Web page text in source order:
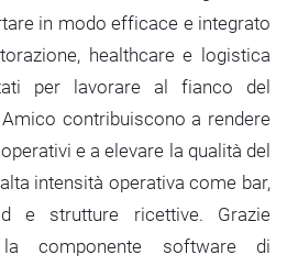
in modo efficace e integrato
healthcare e logistica
per lavorare al fianco del
contribuiscono a rendere
e a elevare la qualità del
intensità operativa come bar,
e strutture ricettive. Grazie
la componente software di